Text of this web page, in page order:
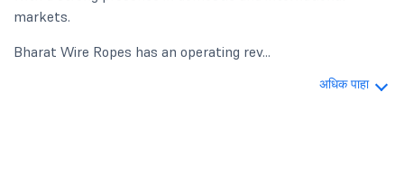
markets.
Bharat Wire Ropes has an operating rev...
अधिक पाहा